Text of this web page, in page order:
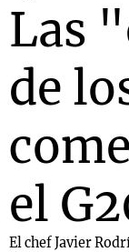
Las
de
el
El chef Javier